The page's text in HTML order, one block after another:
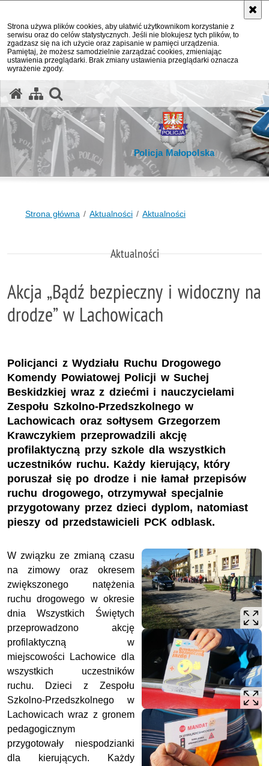
Strona używa plików cookies, aby ułatwić użytkownikom korzystanie z
serwisu oraz do celów statystycznych. Jeśli nie blokujesz tych plików, to
zgadzasz się na ich użycie oraz zapisanie w pamięci urządzenia.
Pamiętaj, że możesz samodzielnie zarządzać cookies, zmieniając
ustawienia przeglądarki. Brak zmiany ustawienia przeglądarki oznacza
wyrażenie zgody.
Policja Małopolska
Strona główna Aktualności Aktualności
Aktualności
Akcja „Bądź bezpieczny i widoczny na
drodze” w Lachowicach
Policjanci z Wydziału Ruchu Drogowego
Komendy Powiatowej Policji w Suchej
Beskidzkiej wraz z dziećmi i nauczycielami
Zespołu Szkolno-Przedszkolnego w
Lachowicach oraz sołtysem Grzegorzem
Krawczykiem przeprowadzili akcję
profilaktyczną przy szkole dla wszystkich
uczestników ruchu. Każdy kierujący, który
poruszał się po drodze i nie łamał przepisów
ruchu drogowego, otrzymywał specjalnie
przygotowany przez dzieci dyplom, natomiast
pieszy od przedstawicieli PCK odblask.
W związku ze zmianą czasu
na zimowy oraz okresem
zwiększonego natężenia
ruchu drogowego w okresie
dnia Wszystkich Świętych
przeprowadzono akcję
profilaktyczną w
miejscowości Lachowice dla
wszystkich uczestników
ruchu. Dzieci z Zespołu
Szkolno-Przedszkolnego w
Lachowicach wraz z gronem
pedagogicznym
przygotowały niespodzianki
dla kierujących. Każdy